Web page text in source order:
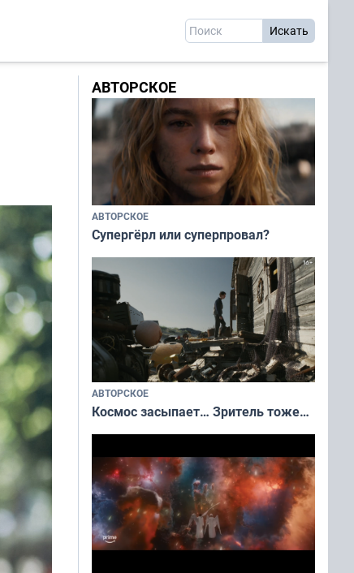
АВТОРСКОЕ
АВТОРСКОЕ
Супергёрл или суперпровал?
АВТОРСКОЕ
Космос засыпает… Зритель тоже…